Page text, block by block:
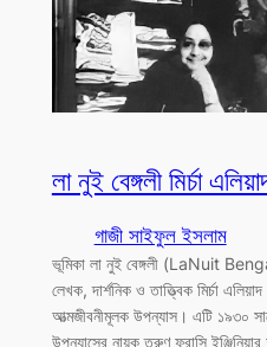
লা নুই বেঙ্গলী মির্চা
গাজী সাইফুল ইসলাম
ভূমিকা লা নুই বেঙ্গলী (LaNuit
লেখক, দার্শনিক ও তাত্ত্বিক মির্চা
আত্মজীবনীমূলক উপন্যাস। এটি ১৯৩০
উপন্যাসের নায়ক তরুণ ফরাসি